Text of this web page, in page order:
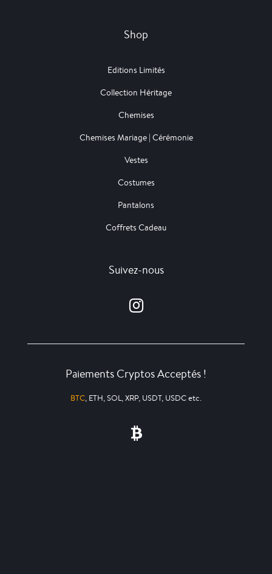
Shop
Editions Limités
Collection Héritage
Chemises
Chemises Mariage | Cérémonie
Vestes
Costumes
Pantalons
Coffrets Cadeau
Suivez-nous
Paiements Cryptos Acceptés !
BTC, ETH, SOL, XRP, USDT, USDC etc.